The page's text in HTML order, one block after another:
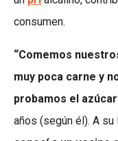
consumen.
“Comemos
muy poca carne y
probamos el
años (según él). A